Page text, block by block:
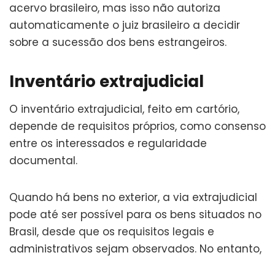
acervo brasileiro, mas isso não autoriza
automaticamente o juiz brasileiro a decidir
sobre a sucessão dos bens estrangeiros.
Inventário extrajudicial
O inventário extrajudicial, feito em cartório,
depende de requisitos próprios, como consenso
entre os interessados e regularidade
documental.
Quando há bens no exterior, a via extrajudicial
pode até ser possível para os bens situados no
Brasil, desde que os requisitos legais e
administrativos sejam observados. No entanto,